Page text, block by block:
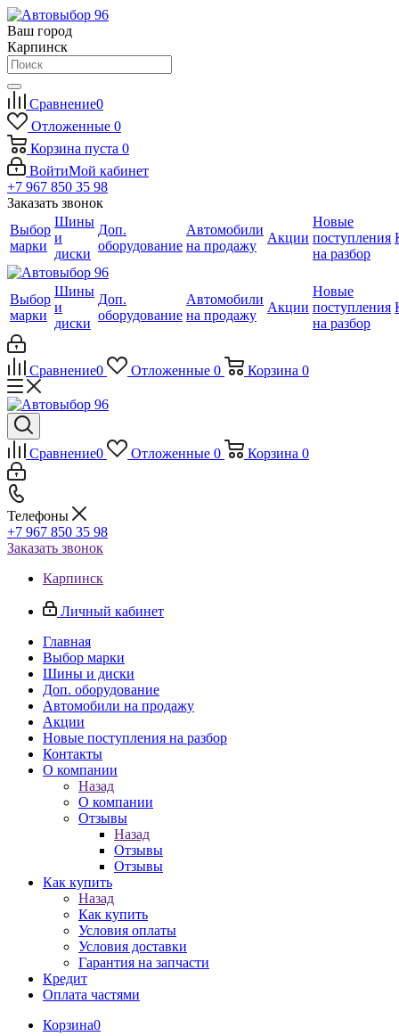
Ваш город
Карпинск
Сравнение0
Отложенные 0
Корзина пуста 0
ВойтиМой кабинет
+7 967 850 35 98
Заказать звонок
Выбор
марки
Шины
и
диски
Доп.
оборудование
Автомобили
на продажу
Акции
Новые
поступления
на разбор
Выбор
марки
Шины
и
диски
Доп.
оборудование
Автомобили
на продажу
Акции
Новые
поступления
на разбор
Сравнение0 Отложенные 0 Корзина 0
Сравнение0 Отложенные 0 Корзина 0
Телефоны
+7 967 850 35 98
Заказать звонок
Карпинск
Личный кабинет
Главная
Выбор марки
Шины и диски
Доп. оборудование
Автомобили на продажу
Акции
Новые поступления на разбор
Контакты
О компании
Назад
О компании
Отзывы
Назад
Отзывы
Отзывы
Как купить
Назад
Как купить
Условия оплаты
Условия доставки
Гарантия на запчасти
Кредит
Оплата частями
Корзина0